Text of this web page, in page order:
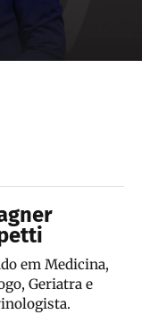
em Medicina,
Geriatra e